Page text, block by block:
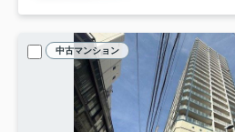
中古マンション